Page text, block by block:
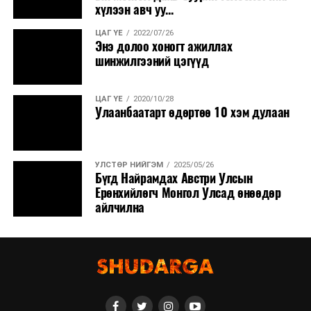
хүлээн авч уу...
ЦАГ ҮЕ 2022/07/26
Энэ долоо хоногт ажиллах
шинжилгээний цэгүүд
ЦАГ ҮЕ 2020/10/28
Улаанбаатарт өдөртөө 10 хэм дулаан
УЛСТӨР НИЙГЭМ 2025/05/26
Бүгд Найрамдах Австри Улсын
Ерөнхийлөгч Монгол Улсад өнөөдөр
айлчилна